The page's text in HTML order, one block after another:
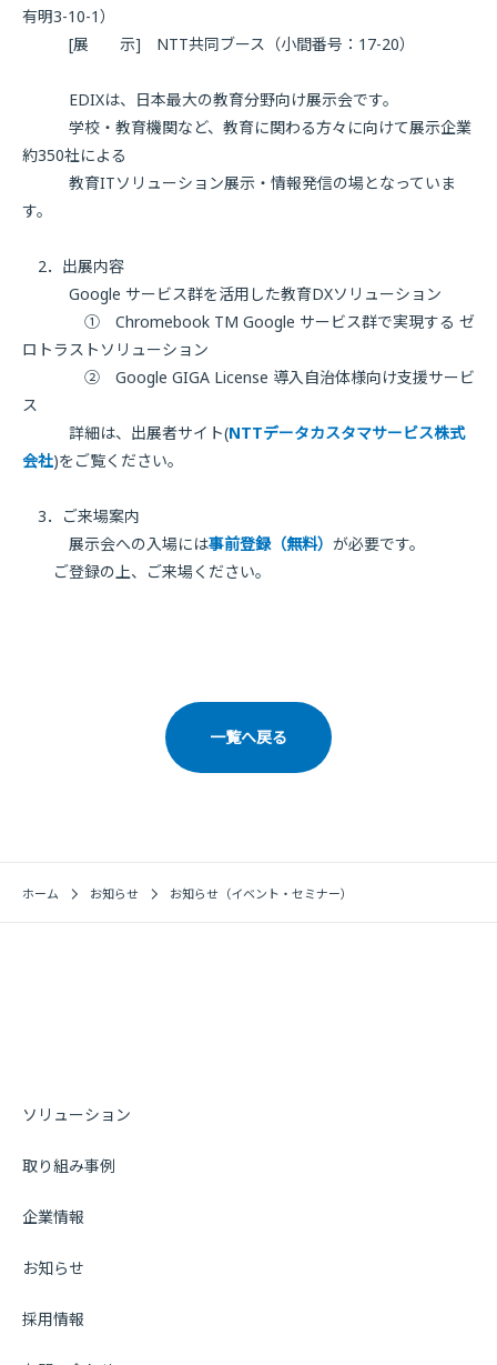
有明3-10-1）
[展 示] NTT共同ブース（小間番号：17-20）
EDIXは、日本最大の教育分野向け展示会です。
学校・教育機関など、教育に関わる方々に向けて展示企業
約350社による
教育ITソリューション展示・情報発信の場となっていま
す。
2．出展内容
Google サービス群を活用した教育DXソリューション
① Chromebook TM Google サービス群で実現する ゼ
ロトラストソリューション
② Google GIGA License 導入自治体様向け支援サービ
ス
詳細は、出展者サイト(NTTデータカスタマサービス株式
会社)をご覧ください。
3．ご来場案内
展示会への入場には事前登録（無料） が必要です。
ご登録の上、ご来場ください。
一覧へ戻る
ホーム お知らせ お知らせ（イベント・セミナー）
ソリューション
取り組み事例
企業情報
お知らせ
採用情報